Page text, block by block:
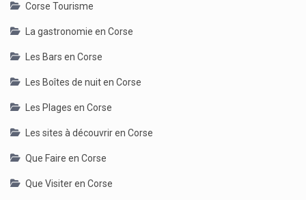
Corse Tourisme
La gastronomie en Corse
Les Bars en Corse
Les Boîtes de nuit en Corse
Les Plages en Corse
Les sites à découvrir en Corse
Que Faire en Corse
Que Visiter en Corse